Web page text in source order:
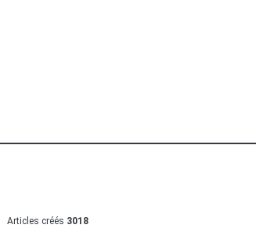
Articles créés 3018